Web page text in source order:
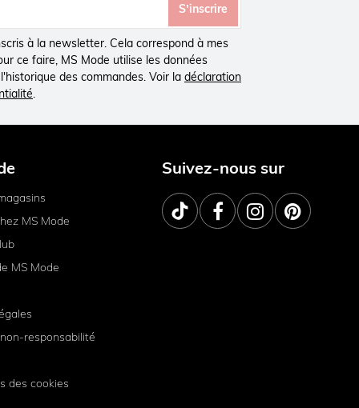
S’inscrire
à la newsletter. Cela correspond à mes
ce faire, MS Mode utilise les données
des commandes. Voir la déclaration
.
MS Mode
MS Mode
responsabilité
des cookies
Suivez-nous sur